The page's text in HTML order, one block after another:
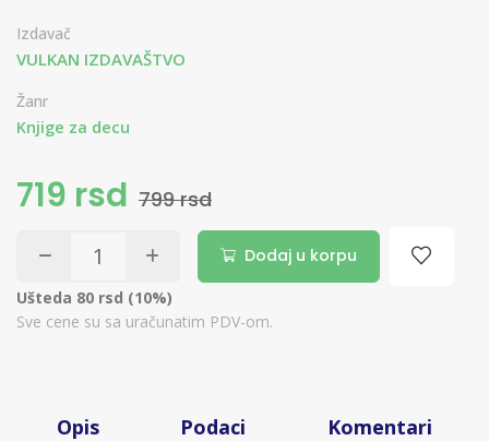
Izdavač
VULKAN IZDAVAŠTVO
Žanr
Knjige za decu
719 rsd 799 rsd
Dodaj u korpu
Ušteda 80 rsd (10%)
Sve cene su sa uračunatim PDV-om.
Opis Podaci Komentari